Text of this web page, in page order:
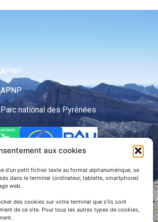
aux cookies
d’un petit fichier texte au format alphanumérique, se
dans le terminal (ordinateur, tablette, smartphone)
web.
des cookies sur votre terminal que s’ils sont
de ce site. Pour tous les autres types de cookies,
APNP
APNP
Parc national des Pyrénées